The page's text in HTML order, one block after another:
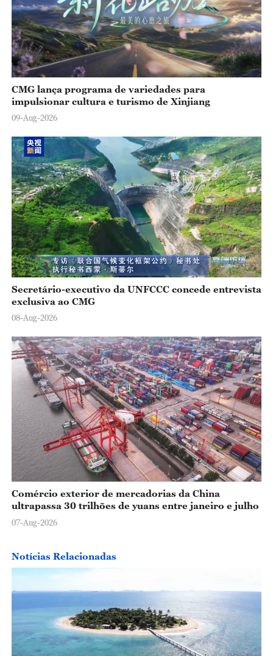
CMG lança programa de variedades para
impulsionar cultura e turismo de Xinjiang
09-Aug-2026
Secretário-executivo da UNFCCC concede entrevista
exclusiva ao CMG
08-Aug-2026
Comércio exterior de mercadorias da China
ultrapassa 30 trilhões de yuans entre janeiro e julho
07-Aug-2026
Notícias Relacionadas